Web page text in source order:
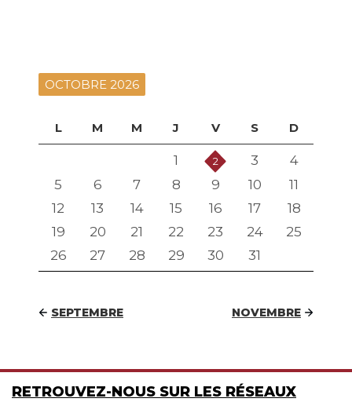
OCTOBRE 2026
L M M J V S D
1 2 3
4
5
6 7 8 9 10
11
12
13 14 15 16 17
18
19
20 21 22 23 24
25
26
27 28 29 30 31
SEPTEMBRE NOVEMBRE
RETROUVEZ-NOUS SUR LES RÉSEAUX